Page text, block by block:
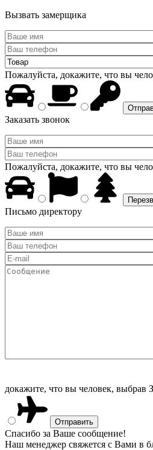
Вызвать замерщика
Пожалуйста, докажите, что вы
Заказать звонок
Пожалуйста, докажите, что вы
Письмо директору
докажите, что вы человек, выбрав
Спасибо за Ваше сообщение!
Наш менеджер свяжется с Вами в